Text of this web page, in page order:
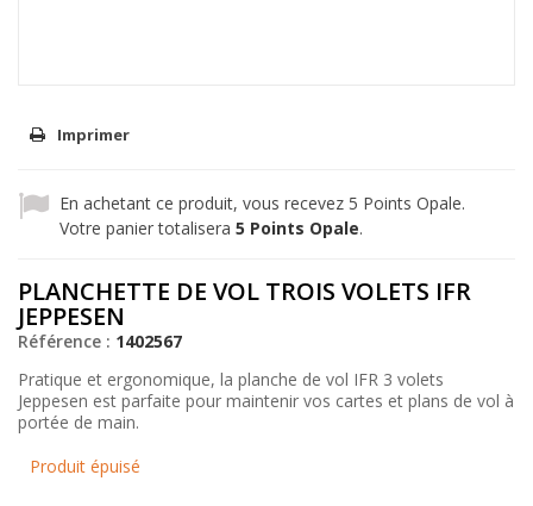
Imprimer
En achetant ce produit, vous recevez 5 Points Opale.
Votre panier totalisera 5 Points Opale.
PLANCHETTE DE VOL TROIS VOLETS IFR
JEPPESEN
Référence : 1402567
Pratique et ergonomique, la planche de vol IFR 3 volets
Jeppesen est parfaite pour maintenir vos cartes et plans de vol à
portée de main.
Produit épuisé